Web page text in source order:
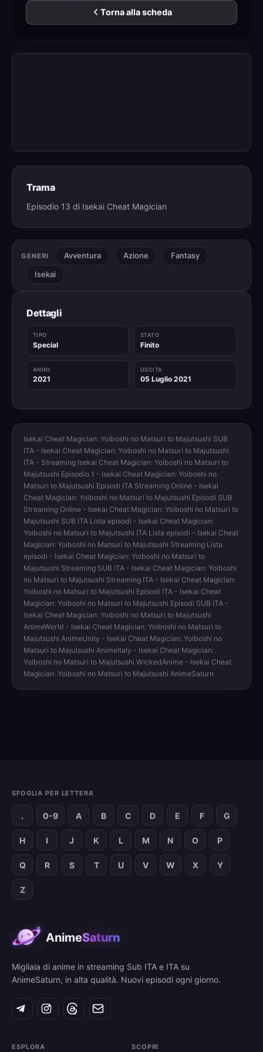
Torna alla scheda
Trama
Episodio 13 di Isekai Cheat Magician
GENERI Avventura Azione
Fantasy
Isekai
Dettagli
TIPO
Special
STATO
Finito
ANNO
2021
USCITA
05 Luglio 2021
Isekai Cheat Magician: Yoiboshi no Matsuri to Majutsushi SUB
ITA - Isekai Cheat Magician: Yoiboshi no Matsuri to Majutsushi
ITA - Streaming Isekai Cheat Magician: Yoiboshi no Matsuri to
Majutsushi Episodio 1 - Isekai Cheat Magician: Yoiboshi no
Matsuri to Majutsushi Episodi ITA Streaming Online - Isekai
Cheat Magician: Yoiboshi no Matsuri to Majutsushi Episodi SUB
Streaming Online - Isekai Cheat Magician: Yoiboshi no Matsuri to
Majutsushi SUB ITA Lista episodi - Isekai Cheat Magician:
Yoiboshi no Matsuri to Majutsushi ITA Lista episodi - Isekai Cheat
Magician: Yoiboshi no Matsuri to Majutsushi Streaming Lista
episodi - Isekai Cheat Magician: Yoiboshi no Matsuri to
Majutsushi Streaming SUB ITA - Isekai Cheat Magician: Yoiboshi
no Matsuri to Majutsushi Streaming ITA - Isekai Cheat Magician:
Yoiboshi no Matsuri to Majutsushi Episodi ITA - Isekai Cheat
Magician: Yoiboshi no Matsuri to Majutsushi Episodi SUB ITA -
Isekai Cheat Magician: Yoiboshi no Matsuri to Majutsushi
AnimeWorld - Isekai Cheat Magician: Yoiboshi no Matsuri to
Majutsushi AnimeUnity - Isekai Cheat Magician: Yoiboshi no
Matsuri to Majutsushi AnimeItaly - Isekai Cheat Magician:
Yoiboshi no Matsuri to Majutsushi WickedAnime - Isekai Cheat
Magician: Yoiboshi no Matsuri to Majutsushi AnimeSaturn
SFOGLIA PER LETTERA
. 0-9 A B C D E F G
H I J K L M N O P
Q R S T U V W X Y
Z
AnimeSaturn
Migliaia di anime in streaming Sub ITA e ITA su
AnimeSaturn, in alta qualità. Nuovi episodi ogni giorno.
ESPLORA SCOPRI